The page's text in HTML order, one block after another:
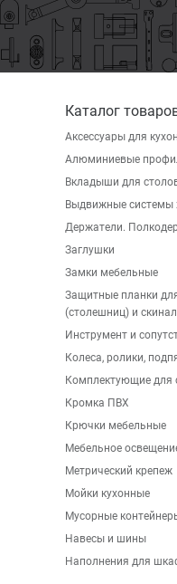
Каталог
Аксессуары для
Алюминиевые
Вкладыши для
Выдвижные системы
Держатели.
Заглушки
Замки мебельные
Защитные планки
(столешниц) и
Инструмент и
Колеса, ролики,
Комплектующие для
Кромка ПВХ
Крючки мебельные
Мебельное
Метрический крепеж
Мойки кухонные
Мусорные
Навесы и шины
Наполнения для